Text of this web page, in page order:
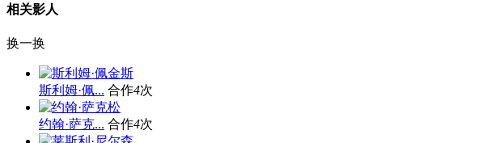
相关影人
换一换
斯利姆·佩... 合作4次
约翰·萨克... 合作4次